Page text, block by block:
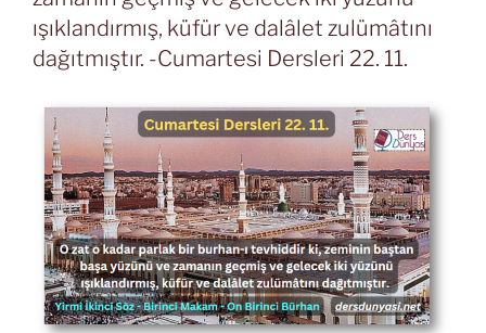
ışıklandırmış, küfür ve dalâlet zulümâtını
dağıtmıştır. -Cumartesi Dersleri 22. 11.